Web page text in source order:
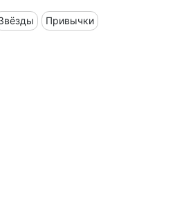
Привычки